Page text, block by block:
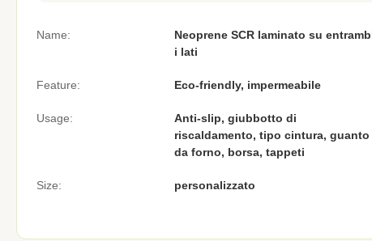
Name:
Neoprene SCR laminato su
i lati
Feature: Eco-friendly, impermeabile
Usage:
Anti-slip, giubbotto di
riscaldamento, tipo cintura, guanto
da forno, borsa, tappeti
Size: personalizzato